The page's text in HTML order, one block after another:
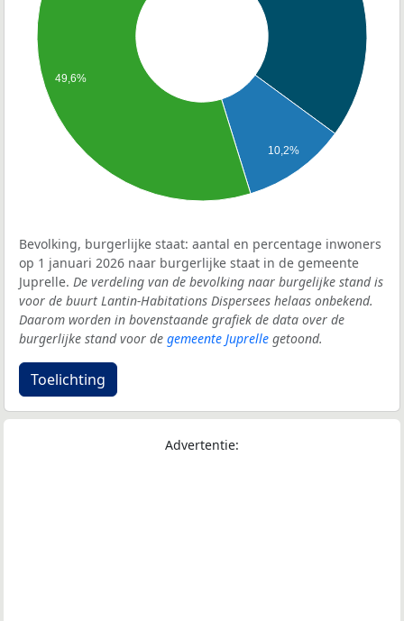
10,2%
49,6%
Bevolking, burgerlijke staat: aantal en percentage inwoners
op 1 januari 2026 naar burgerlijke staat in de gemeente
Juprelle. De verdeling van de bevolking naar burgelijke stand is
voor de buurt Lantin-Habitations Dispersees helaas onbekend.
Daarom worden in bovenstaande grafiek de data over de
burgerlijke stand voor de gemeente Juprelle getoond.
Toelichting
Advertentie: